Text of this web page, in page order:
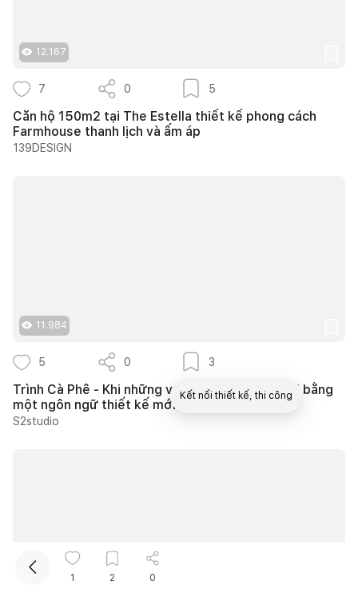
12.167
7 0 5
Căn hộ 150m2 tại The Estella thiết kế phong cách
Farmhouse thanh lịch và ấm áp
139DESIGN
11.984
5 0 3
Trình Cà Phê - Khi những vật liệu cũ được kể lại bằng
một ngôn ngữ thiết kế mới
S2studio
1 2 0
Kết nối thiết kế, thi công